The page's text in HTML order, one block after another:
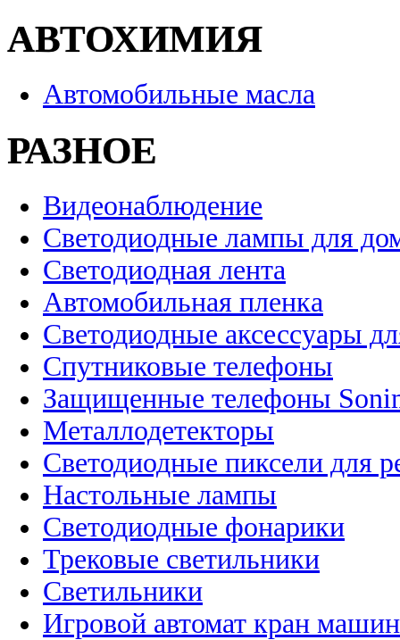
АВТОХИМИЯ
Автомобильные масла
РАЗНОЕ
Видеонаблюдение
Светодиодные лампы для
Светодиодная лента
Автомобильная пленка
Светодиодные аксессуары
Спутниковые телефоны
Защищенные телефоны
Металлодетекторы
Светодиодные пиксели для
Настольные лампы
Светодиодные фонарики
Трековые светильники
Светильники
Игровой автомат кран